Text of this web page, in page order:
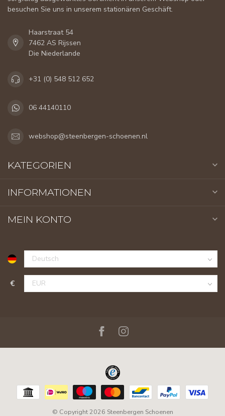
besuchen Sie uns in unserem stationären Geschäft.
Haarstraat 54
7462 AS Rijssen
Die Niederlande
+31 (0) 548 512 652
06 44140110
webshop@steenbergen-schoenen.nl
KATEGORIEN
INFORMATIONEN
MEIN KONTO
€
© Copyright 2026 Steenbergen Schoenen